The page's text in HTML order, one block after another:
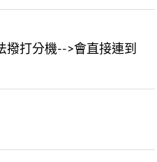
撥打分機-->會直接連到